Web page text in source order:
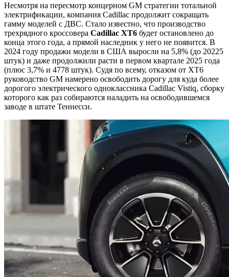
Несмотря на пересмотр концерном GM стратегии тотальной
электрификации, компания Cadillac продолжит сокращать
гамму моделей с ДВС. Стало известно, что производство
трехрядного кроссовера Cadillac XT6 будет остановлено до
конца этого года, а прямой наследник у него не появится. В
2024 году продажи модели в США выросли на 5,8% (до 20225
штук) и даже продолжили расти в первом квартале 2025 года
(плюс 3,7% и 4778 штук). Судя по всему, отказом от XT6
руководство GM намерено освободить дорогу для куда более
дорогого электрического одноклассника Cadillac Vistiq, сборку
которого как раз собираются наладить на освободившемся
заводе в штате Теннесси.